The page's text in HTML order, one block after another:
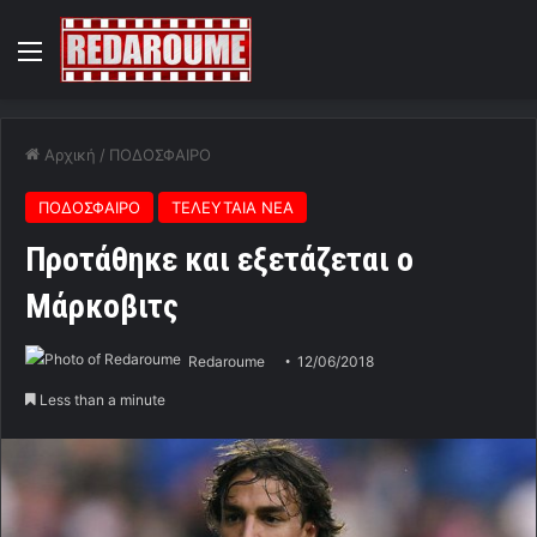
Menu
Αρχική / ΠΟΔΟΣΦΑΙΡΟ
ΠΟΔΟΣΦΑΙΡΟ ΤΕΛΕΥΤΑΙΑ ΝΕΑ
Προτάθηκε και εξετάζεται ο
Μάρκοβιτς
Redaroume 12/06/2018
Less than a minute